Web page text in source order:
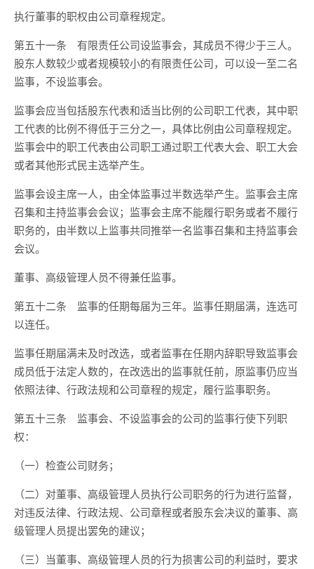
执行董事的职权由公司章程规定。
第五十一条 有限责任公司设监事会，其成员不得少于三人。
股东人数较少或者规模较小的有限责任公司，可以设一至二名
监事，不设监事会。
监事会应当包括股东代表和适当比例的公司职工代表，其中职
工代表的比例不得低于三分之一，具体比例由公司章程规定。
监事会中的职工代表由公司职工通过职工代表大会、职工大会
或者其他形式民主选举产生。
监事会设主席一人，由全体监事过半数选举产生。监事会主席
召集和主持监事会会议；监事会主席不能履行职务或者不履行
职务的，由半数以上监事共同推举一名监事召集和主持监事会
会议。
董事、高级管理人员不得兼任监事。
第五十二条 监事的任期每届为三年。监事任期届满，连选可
以连任。
监事任期届满未及时改选，或者监事在任期内辞职导致监事会
成员低于法定人数的，在改选出的监事就任前，原监事仍应当
依照法律、行政法规和公司章程的规定，履行监事职务。
第五十三条 监事会、不设监事会的公司的监事行使下列职
权：
（一）检查公司财务；
（二）对董事、高级管理人员执行公司职务的行为进行监督，
对违反法律、行政法规、公司章程或者股东会决议的董事、高
级管理人员提出罢免的建议；
（三）当董事、高级管理人员的行为损害公司的利益时，要求